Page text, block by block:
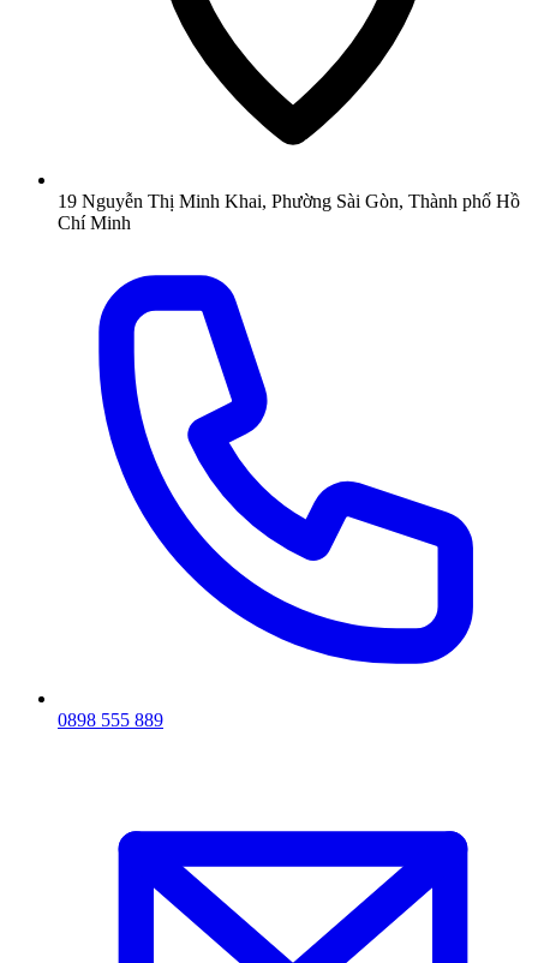
19 Nguyễn Thị Minh Khai, Phường Sài Gòn, Thành phố Hồ
Chí Minh
0898 555 889